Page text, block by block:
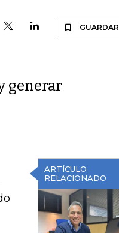
GUARDAR
generar
ARTÍCULO
RELACIONADO